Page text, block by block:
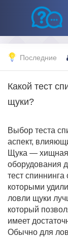
Последние
Какой тест
щуки?
Выбор теста
аспект,
Щука — хищная
оборудования
тест
которыми
ловли щуки
который
имеет
Обычно для